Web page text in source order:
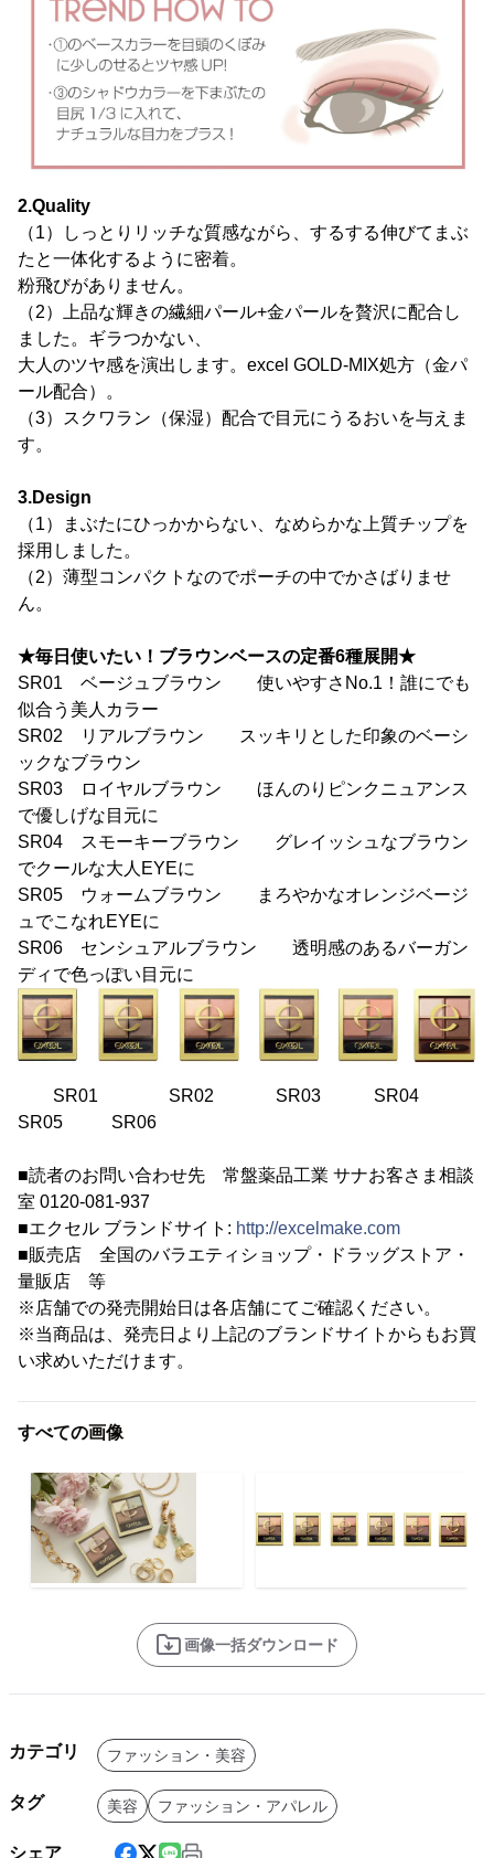
2.Quality
（1）しっとりリッチな質感ながら、するする伸びてまぶ
たと一体化するように密着。
粉飛びがありません。
（2）上品な輝きの繊細パール+金パールを贅沢に配合し
ました。ギラつかない、
大人のツヤ感を演出します。excel GOLD-MIX処方（金パ
ール配合）。
（3）スクワラン（保湿）配合で目元にうるおいを与えま
す。
3.Design
（1）まぶたにひっかからない、なめらかな上質チップを
採用しました。
（2）薄型コンパクトなのでポーチの中でかさばりませ
ん。
★毎日使いたい！ブラウンベースの定番6種展開★
SR01 ベージュブラウン 使いやすさNo.1！誰にでも
似合う美人カラー
SR02 リアルブラウン スッキリとした印象のベーシ
ックなブラウン
SR03 ロイヤルブラウン ほんのりピンクニュアンス
で優しげな目元に
SR04 スモーキーブラウン グレイッシュなブラウン
でクールな大人EYEに
SR05 ウォームブラウン まろやかなオレンジベージ
ュでこなれEYEに
SR06 センシュアルブラウン 透明感のあるバーガン
ディで色っぽい目元に
SR01 SR02 SR03 SR04
SR05 SR06
■読者のお問い合わせ先 常盤薬品工業 サナお客さま相談
室 0120-081-937
■エクセル ブランドサイト: http://excelmake.com
■販売店 全国のバラエティショップ・ドラッグストア・
量販店 等
※店舗での発売開始日は各店舗にてご確認ください。
※当商品は、発売日より上記のブランドサイトからもお買
い求めいただけます。
すべての画像
画像一括ダウンロード
カテゴリ ファッション・美容
タグ 美容 ファッション・アパレル
シェア